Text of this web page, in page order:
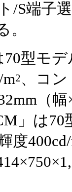
/S端子
。
型モデ
m2、コン
（
」は
度